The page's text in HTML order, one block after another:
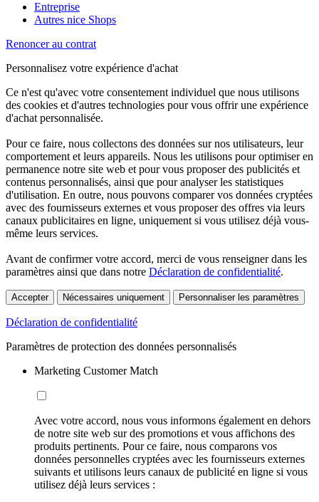
Entreprise
Autres nice Shops
Renoncer au contrat
Personnalisez votre expérience d'achat
Ce n'est qu'avec votre consentement individuel que nous utilisons
des cookies et d'autres technologies pour vous offrir une expérience
d'achat personnalisée.
Pour ce faire, nous collectons des données sur nos utilisateurs, leur
comportement et leurs appareils. Nous les utilisons pour optimiser en
permanence notre site web et pour vous proposer des publicités et
contenus personnalisés, ainsi que pour analyser les statistiques
d'utilisation. En outre, nous pouvons comparer vos données cryptées
avec des fournisseurs externes et vous proposer des offres via leurs
canaux publicitaires en ligne, uniquement si vous utilisez déjà vous-
même leurs services.
Avant de confirmer votre accord, merci de vous renseigner dans les
paramètres ainsi que dans notre Déclaration de confidentialité.
Accepter Nécessaires uniquement Personnaliser les paramètres
Déclaration de confidentialité
Paramètres de protection des données personnalisés
Marketing Customer Match
Avec votre accord, nous vous informons également en dehors
de notre site web sur des promotions et vous affichons des
produits pertinents. Pour ce faire, nous comparons vos
données personnelles cryptées avec les fournisseurs externes
suivants et utilisons leurs canaux de publicité en ligne si vous
utilisez déjà leurs services :